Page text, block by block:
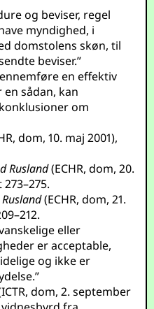
og beviser, regel
myndighed, i
domstolens skøn, til
beviser.”
en effektiv
sådan, kan
om
dom, 10. maj 2001),
Rusland(ECHR, dom, 20.
(ECHR, dom, 21.
eller
er acceptable,
og ikke er
dom, 2. september